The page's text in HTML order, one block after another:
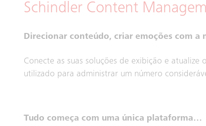
Schindler Content
Direcionar conteúdo, criar emoções com a
Conecte as suas soluções de exibição e
utilizado para administrar um número
Tudo começa com uma única plataforma…